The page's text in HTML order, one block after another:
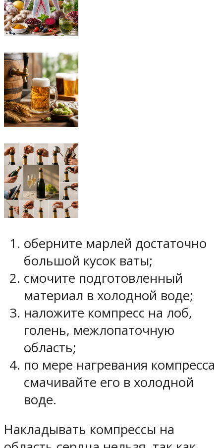
оберните марлей достаточно
большой кусок ваты;
смочите подготовленный
материал в холодной воде;
наложите компресс на лоб,
голень, межлопаточную
область;
по мере нагревания компресса
смачивайте его в холодной
воде.
Накладывать компрессы на